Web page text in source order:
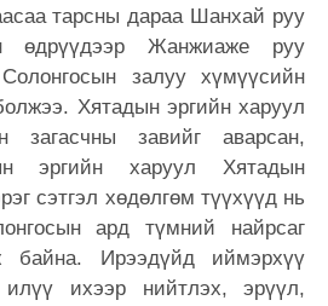
тарсны дараа Шанхай руу
өдрүүдээр Жанжиаже руу
залуу хүмүүсийн
Хятадын эргийн харуул
загасчны завийг аварсан,
эргийн харуул Хятадын
сэтгэл хөдөлгөм түүхүүд нь
ард түмний найрсаг
байна. Ирээдүйд иймэрхүү
илүү ихээр нийтлэх, эрүүл,